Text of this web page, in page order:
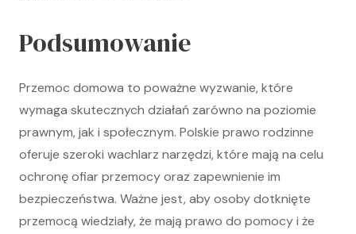
Podsumowanie
Przemoc domowa to poważne wyzwanie, które
wymaga skutecznych działań zarówno na poziomie
prawnym, jak i społecznym. Polskie prawo rodzinne
oferuje szeroki wachlarz narzędzi, które mają na celu
ochronę ofiar przemocy oraz zapewnienie im
bezpieczeństwa. Ważne jest, aby osoby dotknięte
przemocą wiedziały, że mają prawo do pomocy i że